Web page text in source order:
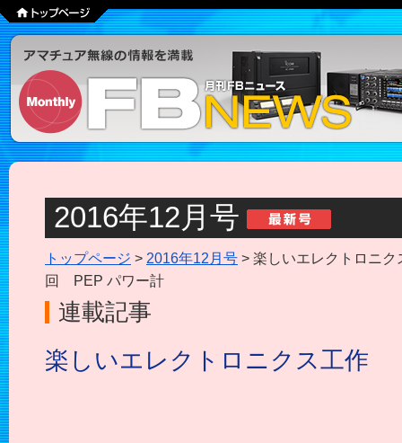
2016年12月号
トップページ > 2016年12月号 > 楽しいエレクトロニ
回 PEP パワー計
連載記事
楽しいエレクトロニクス工作